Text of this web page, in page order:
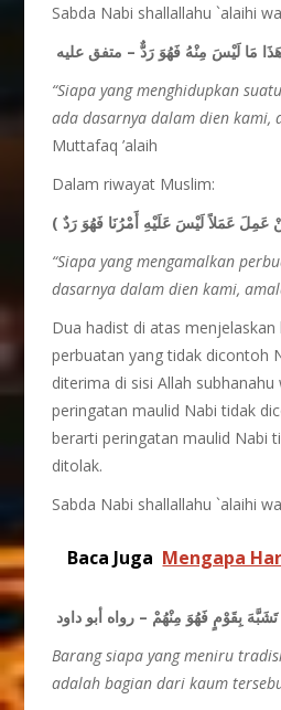
Sabda Nabi shallallahu `alaihi
مَا لَيْسَ مِنْهُ فَهُوَ رَدٌّ – متفق عليه
“Siapa yang menghidupkan
ada dasarnya dalam dien kami,
Muttafaq ’alaih
Dalam riwayat Muslim:
عَمَلاً لَيْسَ عَلَيْهِ أَمْرُنَا فَهُوَ رَدٌ )
“Siapa yang mengamalkan
dasarnya dalam dien kami,
Dua hadist di atas menjelaskan
perbuatan yang tidak dicontoh
diterima di sisi Allah subhanahu
peringatan maulid Nabi tidak
berarti peringatan maulid Nabi
ditolak.
Sabda Nabi shallallahu `alaihi
Baca Juga Mengapa
بِقَوْمٍ فَهُوَ مِنْهُمْ – رواه أبو داود
Barang siapa yang meniru
adalah bagian dari kaum